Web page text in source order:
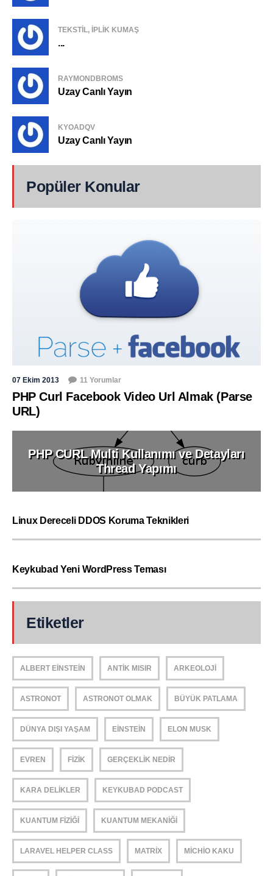
TEKSTIL, IPLIK KUMAŞ
...
RAYMONDBROMS
Uzay Canlı Yayın
KYOADQV
Uzay Canlı Yayın
Popüler Konular
07 Ekim 2013 11 Yorumlar
PHP Curl Facebook Video Url Almak (Parse
URL)
PHP CURL Multi Kullanımı ve Detayları
Thread Yapımı
Linux Dereceli DDOS Koruma Teknikleri
Keykubad Yeni WordPress Teması
Etiketler
ALBERT EINSTEIN ANTIK MISIR ARKEOLOJI
ASTRONOT ASTRONOT OLMAK BÜYÜK PATLAMA
DÜNYA DIŞI YAŞAM EINSTEIN ELON MUSK
EVREN FIZIK GERÇEKLIK NEDIR
KARA DELIKLER KEYKUBAD PODCAST
KUANTUM FIZIĞI KUANTUM MEKANIĞI
LARAVEL HELPER CLASS MATRIX MICHIO KAKU